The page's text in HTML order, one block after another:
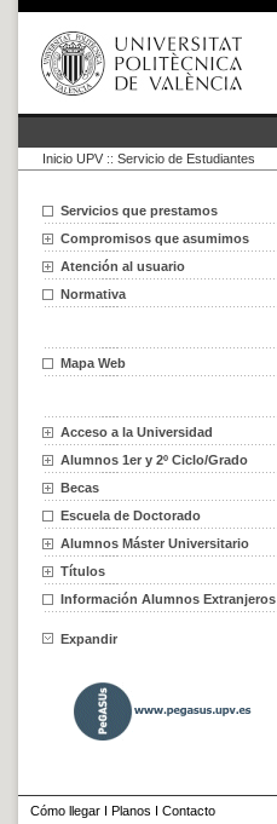
Inicio UPV :: Servicio de Estudiantes
Servicios que prestamos
Compromisos que asumimos
Atención al usuario
Normativa
Mapa Web
Acceso a la Universidad
Alumnos 1er y 2º Ciclo/Grado
Becas
Escuela de Doctorado
Alumnos Máster Universitario
Títulos
Información Alumnos Extranjeros
Expandir
Cómo llegar I Planos I Contacto